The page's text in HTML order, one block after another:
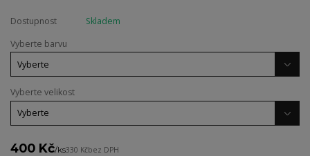
Dostupnost
Skladem
Vyberte barvu
Vyberte velikost
400 Kč/ks330 Kčbez DPH